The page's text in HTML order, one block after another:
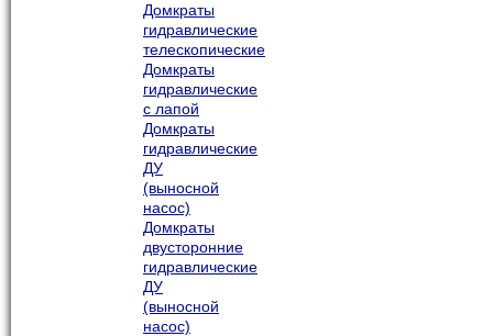
Домкраты
гидравлические
телескопические
Домкраты
гидравлические
с лапой
Домкраты
гидравлические
ДУ
(выносной
насос)
Домкраты
двусторонние
гидравлические
ДУ
(выносной
насос)